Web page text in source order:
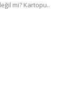
mi? Kartopu..